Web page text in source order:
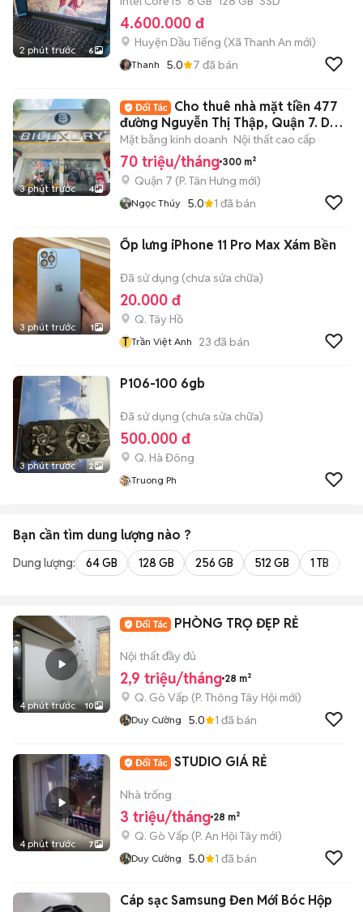
2 phút trước 6
4.600.000 đ
Huyện Dầu Tiếng (Xã Thanh An mới)
Thanh 5.0 7 đã bán
3 phút trước 4
Cho thuê nhà mặt tiền 477
đường Nguyễn Thị Thập, Quận 7. DT:
10x30m
Mặt bằng kinh doanh Nội thất cao cấp
70 triệu/tháng 300 m²
Quận 7 (P. Tân Hưng mới)
Ngọc Thúy 5.0 1 đã bán
3 phút trước 1
Ốp lưng iPhone 11 Pro Max Xám Bền
Đã sử dụng (chưa sửa chữa)
20.000 đ
Q. Tây Hồ
T Trần Việt Anh 23 đã bán
3 phút trước 2
P106-100 6gb
Đã sử dụng (chưa sửa chữa)
500.000 đ
Q. Hà Đông
Truong Ph
Bạn cần tìm dung lượng nào ?
Dung lượng: 64 GB 128 GB 256 GB 512 GB 1 TB
4 phút trước 10
PHÒNG TRỌ ĐẸP RẺ
Nội thất đầy đủ
2,9 triệu/tháng 28 m²
Q. Gò Vấp (P. Thông Tây Hội mới)
Duy Cường 5.0 1 đã bán
4 phút trước 7
STUDIO GIÁ RẺ
Nhà trống
3 triệu/tháng 28 m²
Q. Gò Vấp (P. An Hội Tây mới)
Duy Cường 5.0 1 đã bán
Cáp sạc Samsung Đen Mới Bóc Hộp